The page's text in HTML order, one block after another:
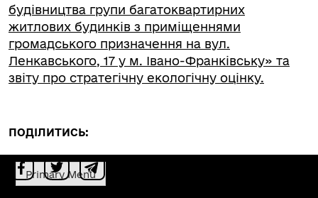
будівництва групи багатоквартирних
житлових будинків з приміщеннями
громадського призначення на вул.
Ленкавського, 17 у м. Івано-Франківську» та
звіту про стратегічну екологічну оцінку.
ПОДІЛИТИСЬ:
Primary Menu